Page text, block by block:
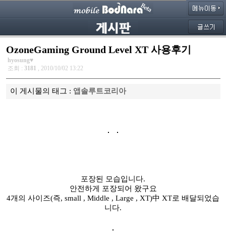
OzoneGaming Ground Level XT 사용후기
hyosung♥
조회 : 3181 , 2010/10/02 13:22
이 게시물의 태그 : 앱솔루트코리아
포장된 모습입니다.
안전하게 포장되어 왔구요
4개의 사이즈(즉, small , Middle , Large , XT)中 XT로 배달되었습
니다.